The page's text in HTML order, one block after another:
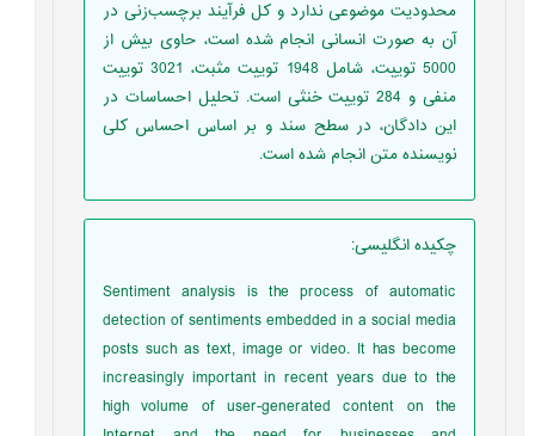
محدودیت موضوعی ندارد و کل فرآیند برچسب‌زنی در
آن به صورت انسانی انجام شده است، حاوی بیش از
5000 توییت، شامل 1948 توییت مثبت، 3021 توییت
منفی و 284 توییت خنثی است. تحلیل احساسات در
این دادگان، در سطح سند و بر اساس احساس کلی
نویسنده متن انجام شده است.
چکیده انگلیسی:
Sentiment analysis is the process of automatic
detection of sentiments embedded in a social media
posts such as text, image or video. It has become
increasingly important in recent years due to the
high volume of user-generated content on the